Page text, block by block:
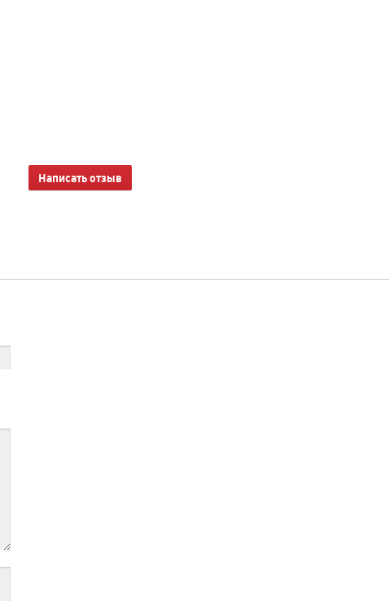
Написать отзыв